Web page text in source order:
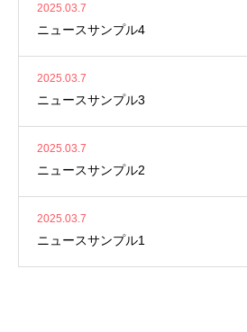
2025.03.7
ニュースサンプル4
2025.03.7
ニュースサンプル3
2025.03.7
ニュースサンプル2
2025.03.7
ニュースサンプル1